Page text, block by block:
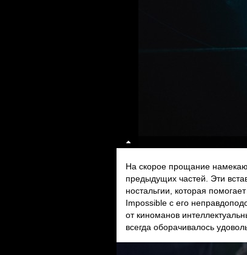
На скорое прощание
предыдущих частей. Эти
ностальгии, которая
Impossible с его
от киноманов
всегда оборачивалось